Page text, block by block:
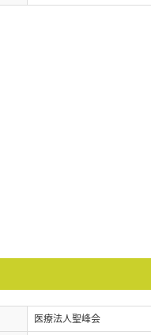
医療法人聖峰会